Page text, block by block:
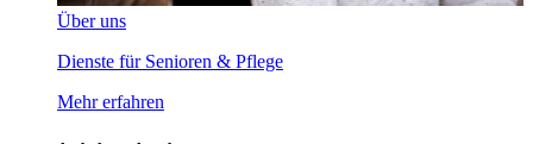
Über uns
Dienste für Senioren & Pflege
Mehr erfahren